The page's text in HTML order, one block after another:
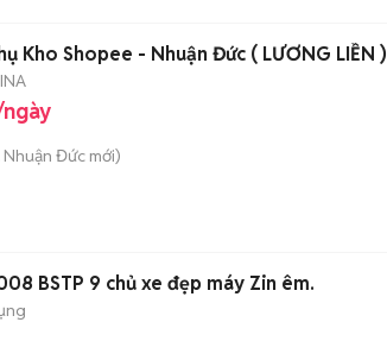
Kho Shopee - Nhuận Đức ( LƯƠNG LIỀN )
Nhuận Đức mới)
BSTP 9 chủ xe đẹp máy Zin êm.